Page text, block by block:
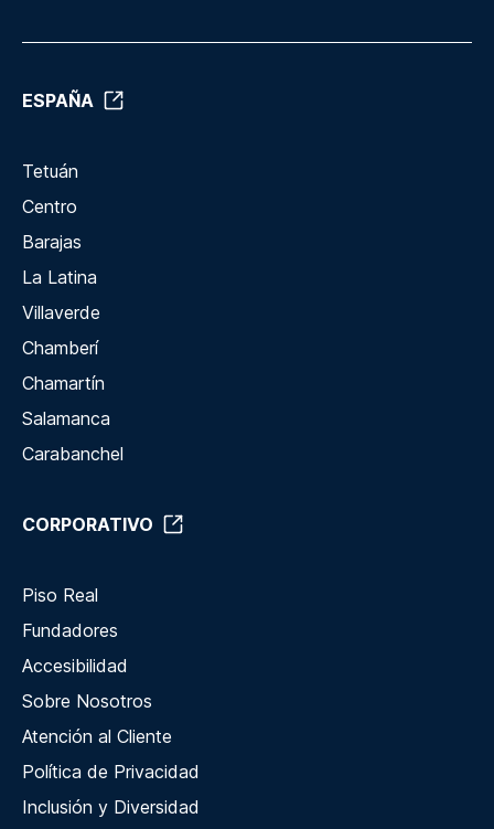
ESPAÑA
Tetuán
Centro
Barajas
La Latina
Villaverde
Chamberí
Chamartín
Salamanca
Carabanchel
CORPORATIVO
Piso Real
Fundadores
Accesibilidad
Sobre Nosotros
Atención al Cliente
Política de Privacidad
Inclusión y Diversidad